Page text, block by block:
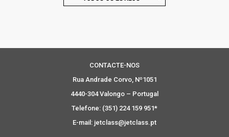
CONTACTE-NOS
Rua Andrade Corvo, Nº1051
4440-304 Valongo – Portugal
Telefone: (351) 224 159 951*
E-mail: jetclass@jetclass.pt